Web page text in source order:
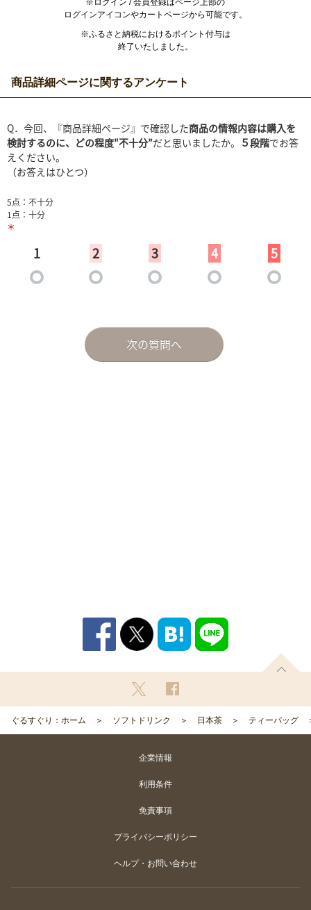
※ログイン / 会員登録はページ上部の
ログインアイコンやカートページから可能です。
※ふるさと納税におけるポイント付与は
終了いたしました。
商品詳細ページに関するアンケート
ぐるすぐり：ホーム ソフトドリンク 日本茶 ティーバッグ
企業情報
利用条件
免責事項
プライバシーポリシー
ヘルプ・お問い合わせ